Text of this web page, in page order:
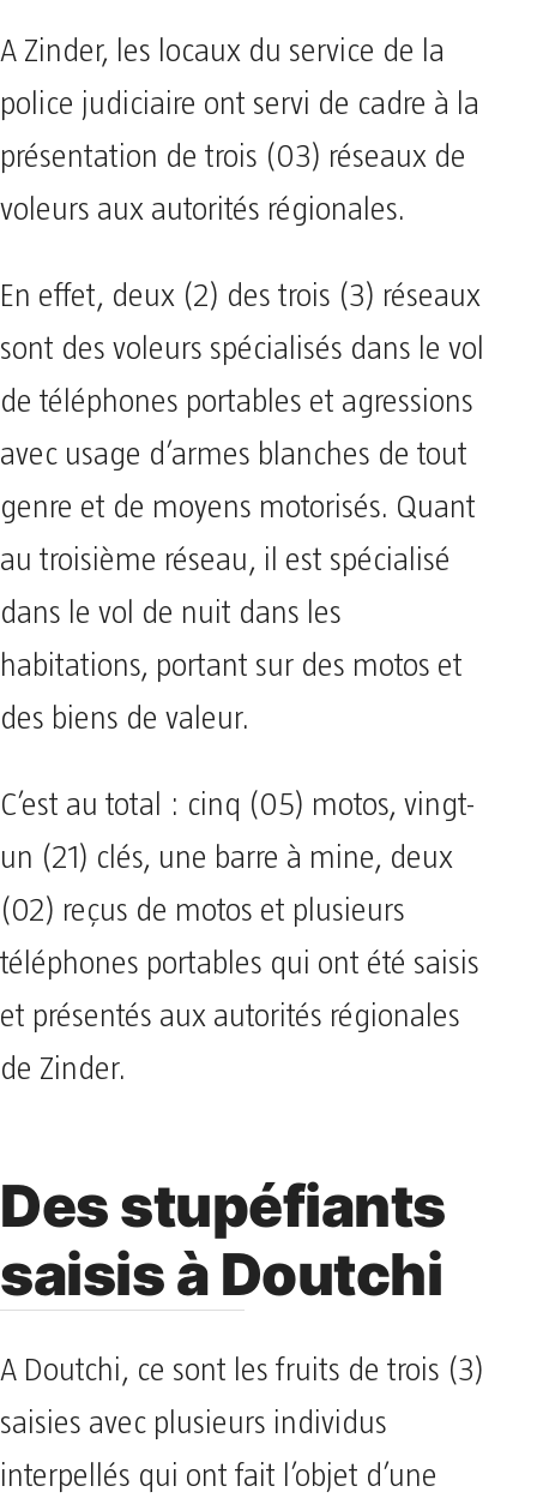
A Zinder, les locaux du service de la
police judiciaire ont servi de cadre à la
présentation de trois (03) réseaux de
voleurs aux autorités régionales.
En effet, deux (2) des trois (3) réseaux
sont des voleurs spécialisés dans le vol
de téléphones portables et agressions
avec usage d’armes blanches de tout
genre et de moyens motorisés. Quant
au troisième réseau, il est spécialisé
dans le vol de nuit dans les
habitations, portant sur des motos et
des biens de valeur.
C’est au total : cinq (05) motos, vingt-
un (21) clés, une barre à mine, deux
(02) reçus de motos et plusieurs
téléphones portables qui ont été saisis
et présentés aux autorités régionales
de Zinder.
Des stupéfiants
saisis à Doutchi
A Doutchi, ce sont les fruits de trois (3)
saisies avec plusieurs individus
interpellés qui ont fait l’objet d’une